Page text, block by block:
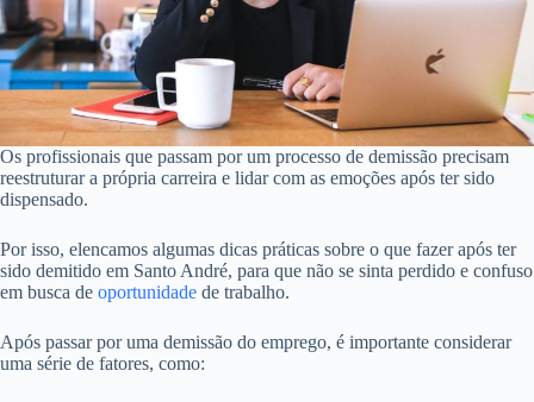
Os profissionais que passam por um processo de demissão precisam
reestruturar a própria carreira e lidar com as emoções após ter sido
dispensado.
Por isso, elencamos algumas dicas práticas sobre o que fazer após ter
sido demitido em Santo André, para que não se sinta perdido e confuso
em busca de oportunidade de trabalho.
Após passar por uma demissão do emprego, é importante considerar
uma série de fatores, como: